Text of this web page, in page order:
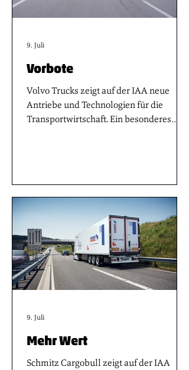
Vorbote
Volvo Trucks zeigt auf der IAA neue
Antriebe und Technologien für die
Transportwirtschaft. Ein besonderes
Trucks haben die Messebesucher somit
die Möglichkeit, den neuen Volvo FH
Aero Electric mit erweiterter Reichweite
von bis zu 700 km Probe zu fahren, den
neuen, noch kraftstoffeffizienteren D13-
Mot
9. Juli
Mehr Wert
Schmitz Cargobull zeigt auf der IAA
9. Juli